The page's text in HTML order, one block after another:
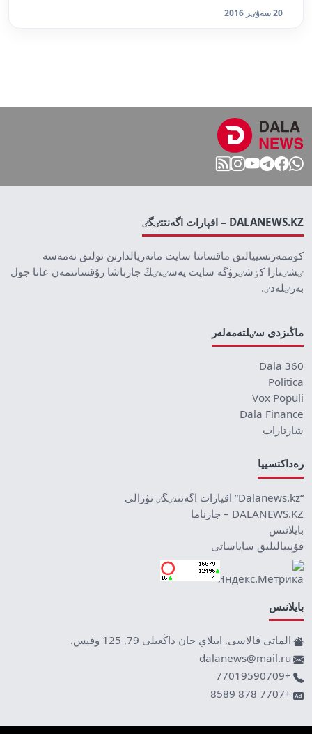
20 سەۋٸر 2016
DALANEWS.KZ – اقپارات اگەنتتٸگٸ
كوممەرتسييالىق ماقساتتا سايت ماتەريالدارىن تولىق نەمەسە
ٸشٸنارا كٶشٸرۋگە سايت يەسٸنٸڭ جازباشا رۇقساتىمەن عانا جول
بەرٸلەدٸ.
ماڭىزدى سٸلتەمەلەر
Dala 360
Politica
Vox Populi
Dala Finance
شارتاراپ
رەداكتسييا
“Dalanews.kz” اقپارات اگەنتتٸگٸ تۋرالى
DALANEWS.KZ – جارناما
بايلانىس
قۇپييالىلىق ساياساتى
بايلانىس
الماتى قالاسى, ابىلاي حان داڭعىلى 79, 125 وفيس.
dalanews@mail.ru
+77019590709
+7707 878 8589